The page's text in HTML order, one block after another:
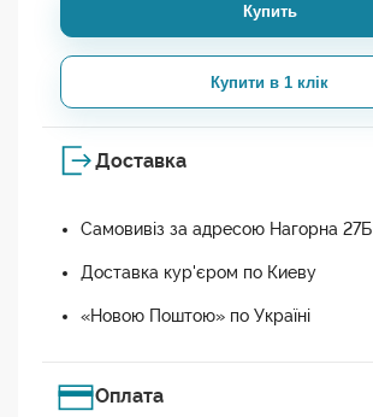
Купить
Купити в 1 клік
Доставка
Самовивіз за адресою Нагорна 27Б
Доставка кур'єром по Киеву
«Новою Поштою» по Україні
Оплата